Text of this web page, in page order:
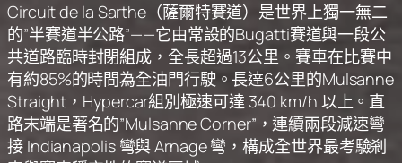
Circuit de la Sarthe（薩爾特賽道）是世界上獨一無二
的”半賽道半公路”——它由常設的Bugatti賽道與一段公
共道路臨時封閉組成，全長超過13公里。賽車在比賽中
有約85%的時間為全油門行駛。長達6公里的Mulsanne
Straight，Hypercar組別極速可達 340 km/h 以上。直
路末端是著名的”Mulsanne Corner”，連續兩段減速彎
接 Indianapolis 彎與 Arnage 彎，構成全世界最考驗剎